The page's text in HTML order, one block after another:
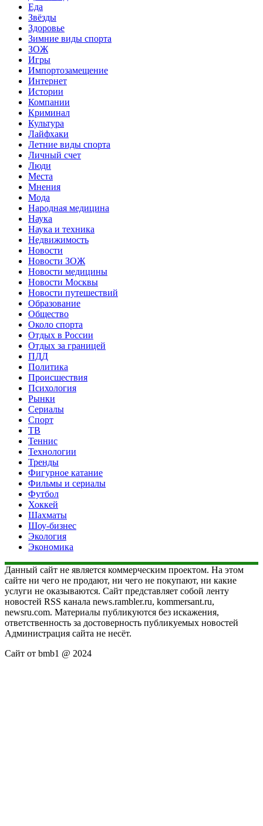
Еда
Звёзды
Здоровье
Зимние виды спорта
ЗОЖ
Игры
Импортозамещение
Интернет
Истории
Компании
Криминал
Культура
Лайфхаки
Летние виды спорта
Личный счет
Люди
Места
Мнения
Мода
Народная медицина
Наука
Наука и техника
Недвижимость
Новости
Новости ЗОЖ
Новости медицины
Новости Москвы
Новости путешествий
Образование
Общество
Около спорта
Отдых в России
Отдых за границей
ПДД
Политика
Происшествия
Психология
Рынки
Сериалы
Спорт
ТВ
Теннис
Технологии
Тренды
Фигурное катание
Фильмы и сериалы
Футбол
Хоккей
Шахматы
Шоу-бизнес
Экология
Экономика
Данный сайт не является коммерческим проектом. На этом
сайте ни чего не продают, ни чего не покупают, ни какие
услуги не оказываются. Сайт представляет собой ленту
новостей RSS канала news.rambler.ru, kommersant.ru,
newsru.com. Материалы публикуются без искажения,
ответственность за достоверность публикуемых новостей
Администрация сайта не несёт.
Сайт от bmb1 @ 2024